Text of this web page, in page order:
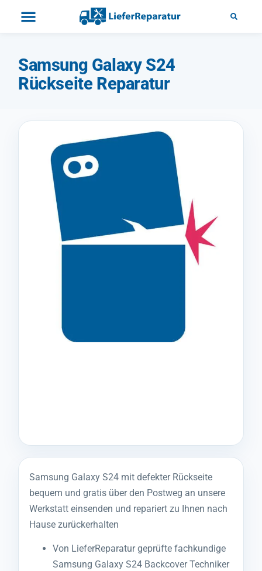
Samsung Galaxy S24
Rückseite Reparatur
Samsung Galaxy S24 mit defekter Rückseite
bequem und gratis über den Postweg an unsere
Werkstatt einsenden und repariert zu Ihnen nach
Hause zurückerhalten
Von LieferReparatur geprüfte fachkundige
Samsung Galaxy S24 Backcover Techniker